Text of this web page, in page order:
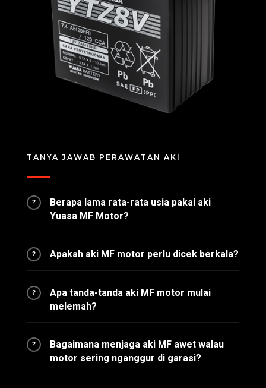
TANYA JAWAB PERAWATAN AKI
?
Berapa lama rata-rata usia pakai aki
Yuasa MF Motor?
? Apakah aki MF motor perlu dicek berkala?
?
Apa tanda-tanda aki MF motor mulai
melemah?
?
Bagaimana menjaga aki MF awet walau
motor sering nganggur di garasi?